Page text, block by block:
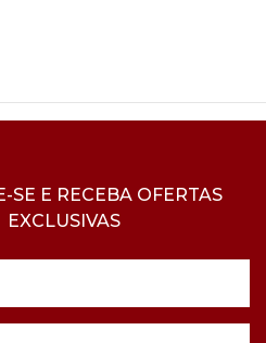
SE E RECEBA OFERTAS
EXCLUSIVAS